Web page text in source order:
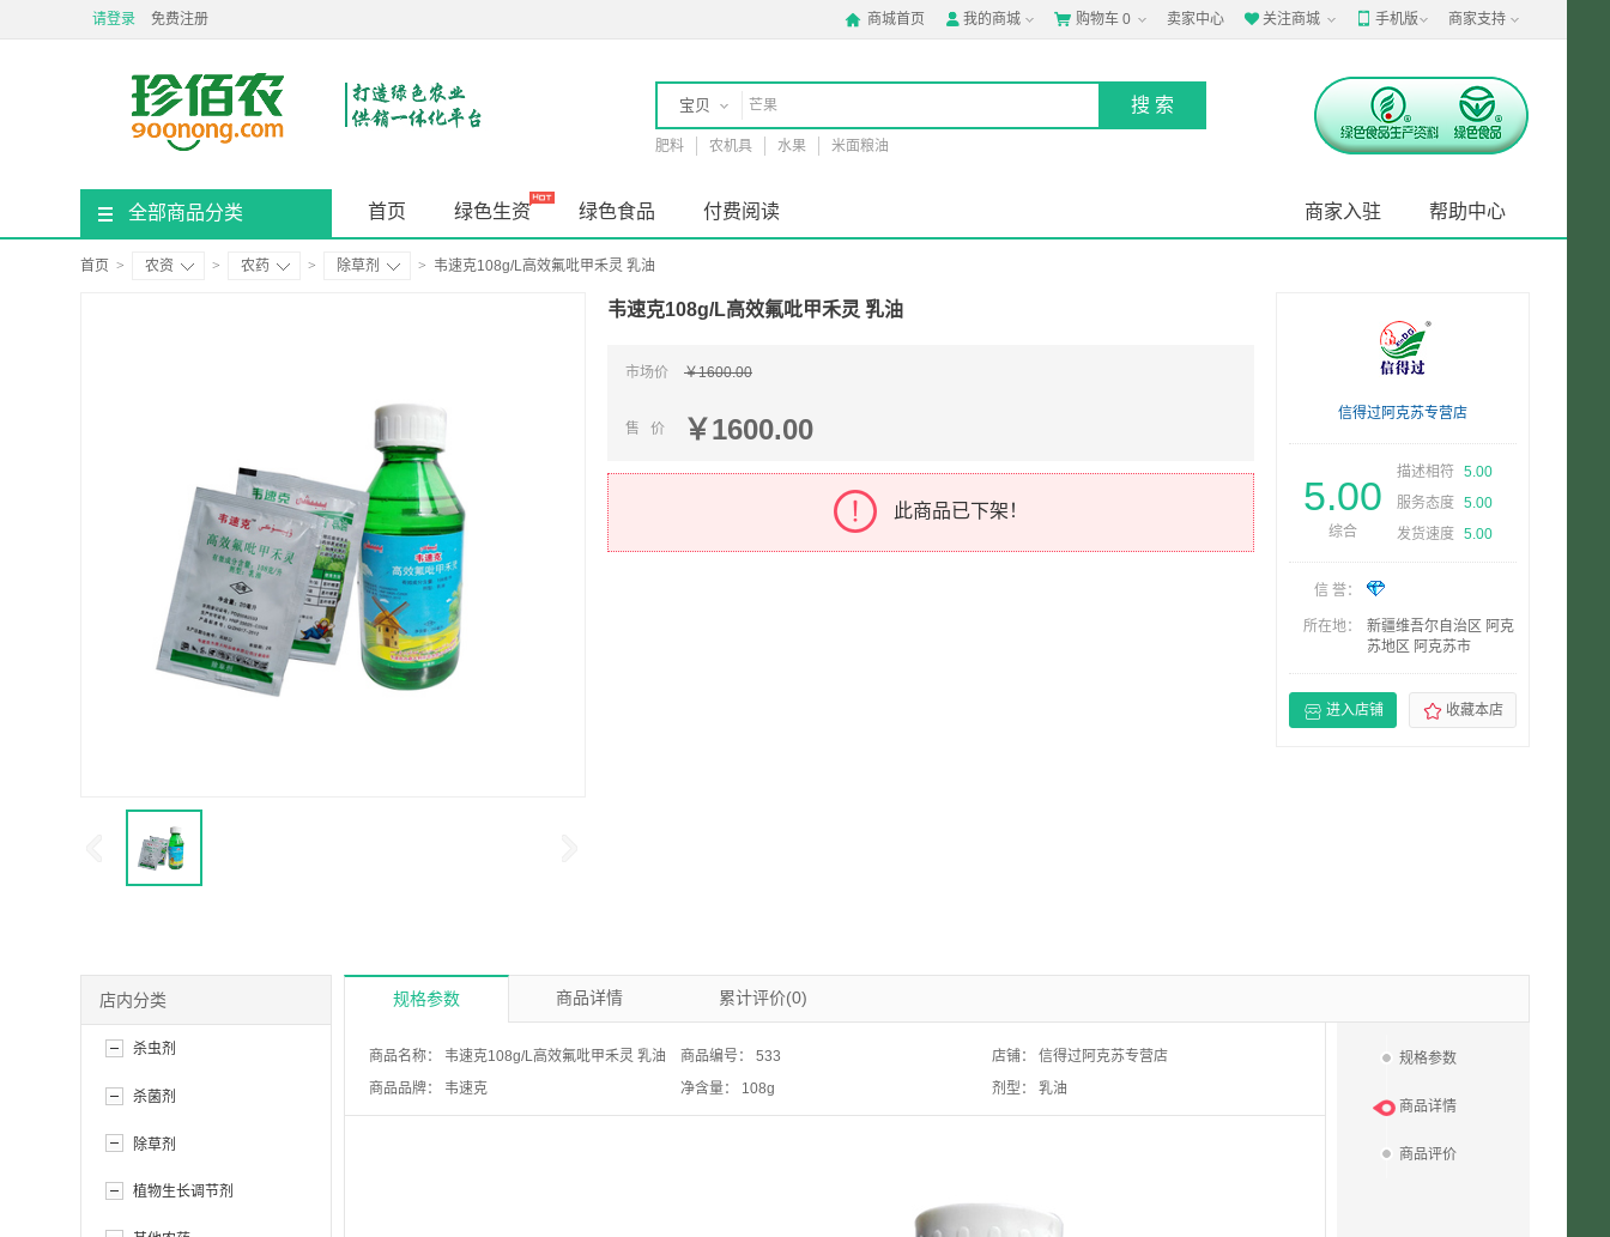
请登录 免费注册  商城首页  我的商城  购物车 0 卖家中心 关注商城 手机版 商家支持
宝贝
店铺
肥料 农机具 水果 米面粮油
全部商品分类 首页 绿色生资 绿色食品 帮助中心
商家入驻
付费阅读
首页 > 农资 > 农药 > 除草剂 > 韦速克108g/L高效氟吡甲禾灵 乳油
韦速克108g/L高效氟吡甲禾灵 乳油
市场价 ￥1600.00
售 价 ￥1600.00
此商品已下架！
信得过阿克苏专营店
5.00
综合
描述相符 5.00
服务态度
5.00
发货速度
5.00
信 誉：
所在地：
新疆维吾尔自治区 阿克
苏地区 阿克苏市
 进入店铺  收藏本店
店内分类
杀虫剂
杀菌剂
除草剂
植物生长调节剂
规格参数 商品详情 累计评价(0)
规格参数
商品详情
商品评价
商品名称： 韦速克108g/L高效氟吡甲禾灵 乳油 商品编号： 533 店铺： 信得过阿克苏专营店
商品品牌： 韦速克 净含量： 108g 剂型： 乳油